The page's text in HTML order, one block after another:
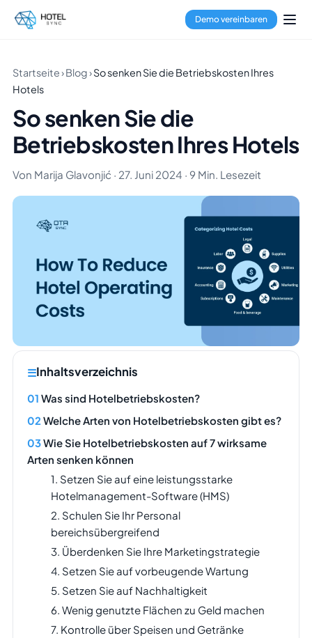
Demo vereinbaren
Startseite›Blog›So senken Sie die Betriebskosten Ihres
Hotels
So senken Sie die
Betriebskosten Ihres Hotels
Von Marija Glavonjić · 27. Juni 2024 · 9 Min. Lesezeit
Inhaltsverzeichnis
Was sind Hotelbetriebskosten?
Welche Arten von Hotelbetriebskosten gibt es?
Wie Sie Hotelbetriebskosten auf 7 wirksame
Arten senken können
1. Setzen Sie auf eine leistungsstarke
Hotelmanagement-Software (HMS)
2. Schulen Sie Ihr Personal
bereichsübergreifend
3. Überdenken Sie Ihre Marketingstrategie
4. Setzen Sie auf vorbeugende Wartung
5. Setzen Sie auf Nachhaltigkeit
6. Wenig genutzte Flächen zu Geld machen
7. Kontrolle über Speisen und Getränke